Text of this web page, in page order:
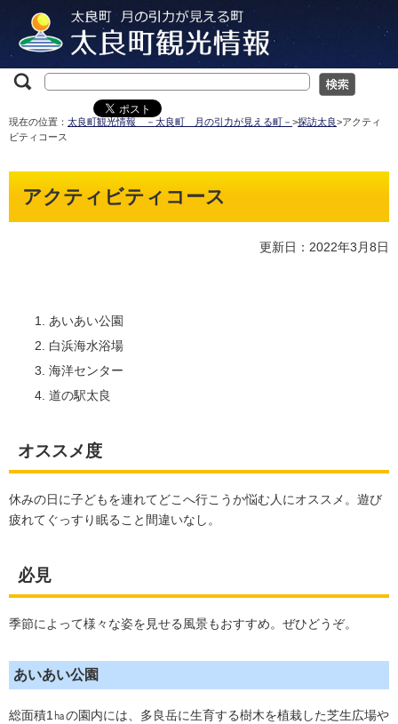
現在の位置： 太良町観光情報 －太良町 月の引力が見える町－ >探訪太良>アクティ
ビティコース
アクティビティコース
更新日：2022年3月8日
あいあい公園
白浜海水浴場
海洋センター
道の駅太良
オススメ度
休みの日に子どもを連れてどこへ行こうか悩む人にオススメ。遊び
疲れてぐっすり眠ること間違いなし。
必見
季節によって様々な姿を見せる風景もおすすめ。ぜひどうぞ。
あいあい公園
総面積1㏊の園内には、多良岳に生育する樹木を植栽した芝生広場や